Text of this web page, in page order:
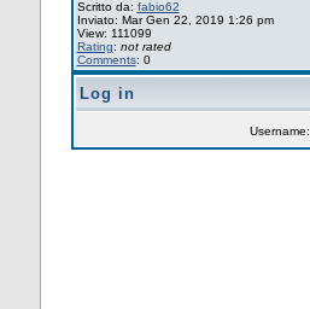
Scritto da: fabio62
Inviato: Mar Gen 22, 2019 1:26 pm
View: 111099
Rating: not rated
Comments: 0
Log in
Username: